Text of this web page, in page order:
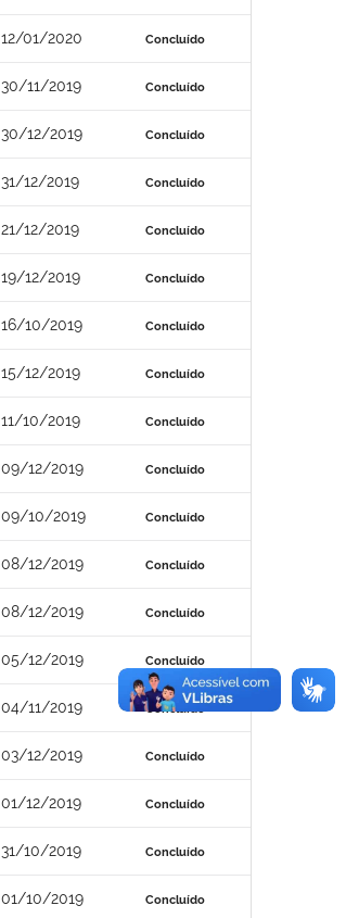
12/01/2020 Concluído
30/11/2019 Concluído
30/12/2019 Concluído
31/12/2019 Concluído
21/12/2019 Concluído
19/12/2019 Concluído
16/10/2019 Concluído
15/12/2019 Concluído
11/10/2019 Concluído
09/12/2019 Concluído
09/10/2019 Concluído
08/12/2019 Concluído
08/12/2019 Concluído
05/12/2019 Concluído
04/11/2019 Concluído
03/12/2019 Concluído
01/12/2019 Concluído
31/10/2019 Concluído
01/10/2019 Concluído